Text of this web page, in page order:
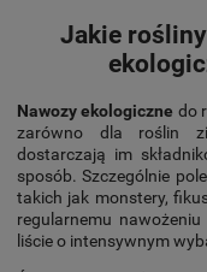
Jakie
Nawozy ekologiczne do
zarówno dla roślin
dostarczają im
sposób. Szczególnie
takich jak monstery,
regularnemu
liście o intensywnym